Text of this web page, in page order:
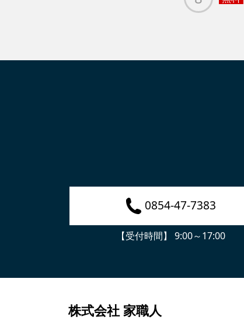
0854-47-7383
【受付時間】 9:00～17:00
株式会社 家職人